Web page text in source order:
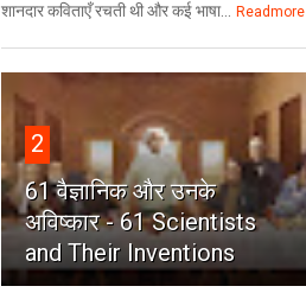
शानदार कविताएँ रचती थी और कई भाषा...
Readmore
2
61 वैज्ञानिक और उनके
अविष्कार - 61 Scientists
and Their Inventions